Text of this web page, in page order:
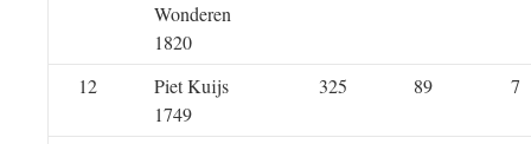
Wonderen
1820
12
Piet Kuijs
1749
325 89 7